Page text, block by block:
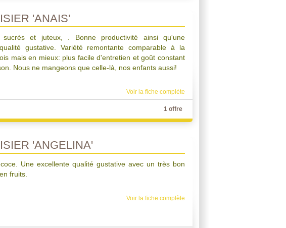
'ANAIS'
sucrés et juteux, . Bonne productivité ainsi qu'une
gustative. Variété remontante comparable à la
mais en mieux: plus facile d'entretien et goût constant
Nous ne mangeons que celle-là, nos enfants aussi!
Voir la fiche complète
1 offre
'ANGELINA'
Une excellente qualité gustative avec un très bon
fruits.
Voir la fiche complète